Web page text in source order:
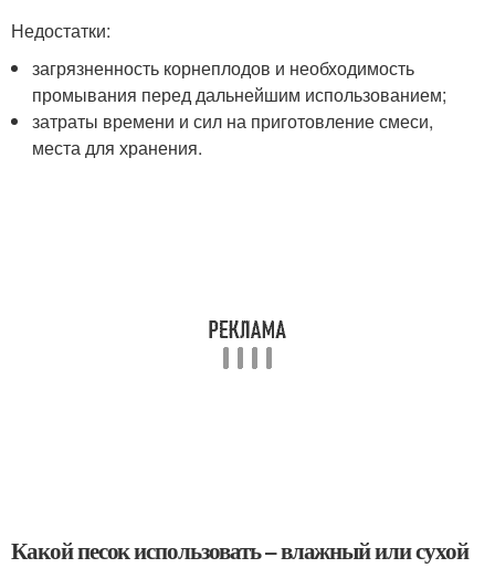
Недостатки:
загрязненность корнеплодов и необходимость
промывания перед дальнейшим использованием;
затраты времени и сил на приготовление смеси,
места для хранения.
Какой песок использовать – влажный или сухой